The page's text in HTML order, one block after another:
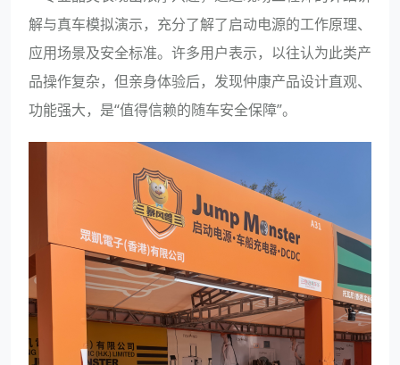
解与真车模拟演示，充分了解了启动电源的工作原理、
应用场景及安全标准。许多用户表示，以往认为此类产
品操作复杂，但亲身体验后，发现仲康产品设计直观、
功能强大，是“值得信赖的随车安全保障”。